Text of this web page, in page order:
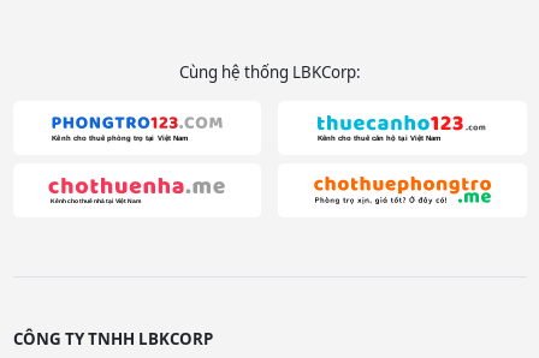
Cùng hệ thống LBKCorp:
CÔNG TY TNHH LBKCORP